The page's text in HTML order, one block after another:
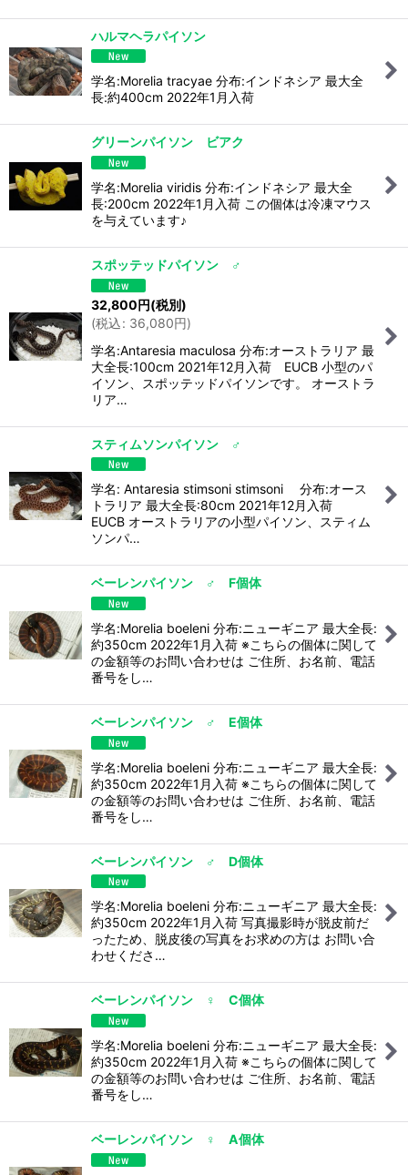
ハルマヘラパイソン
学名:Morelia tracyae 分布:インドネシア 最大全
長:約400cm 2022年1月入荷
グリーンパイソン ビアク
学名:Morelia viridis 分布:インドネシア 最大全
長:200cm 2022年1月入荷 この個体は冷凍マウス
を与えています♪
スポッテッドパイソン ♂
32,800円(税別)
(税込: 36,080円)
学名:Antaresia maculosa 分布:オーストラリア 最
大全長:100cm 2021年12月入荷 EUCB 小型のパ
イソン、スポッテッドパイソンです。 オーストラ
リア…
スティムソンパイソン ♂
学名: Antaresia stimsoni stimsoni 分布:オース
トラリア 最大全長:80cm 2021年12月入荷
EUCB オーストラリアの小型パイソン、スティム
ソンパ…
ベーレンパイソン ♂ F個体
学名:Morelia boeleni 分布:ニューギニア 最大全長:
約350cm 2022年1月入荷 ※こちらの個体に関して
の金額等のお問い合わせは ご住所、お名前、電話
番号をし…
ベーレンパイソン ♂ E個体
学名:Morelia boeleni 分布:ニューギニア 最大全長:
約350cm 2022年1月入荷 ※こちらの個体に関して
の金額等のお問い合わせは ご住所、お名前、電話
番号をし…
ベーレンパイソン ♂ D個体
学名:Morelia boeleni 分布:ニューギニア 最大全長:
約350cm 2022年1月入荷 写真撮影時が脱皮前だ
ったため、脱皮後の写真をお求めの方は お問い合
わせくださ…
ベーレンパイソン ♀ C個体
学名:Morelia boeleni 分布:ニューギニア 最大全長:
約350cm 2022年1月入荷 ※こちらの個体に関して
の金額等のお問い合わせは ご住所、お名前、電話
番号をし…
ベーレンパイソン ♀ A個体